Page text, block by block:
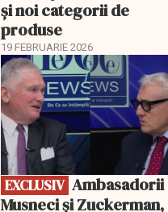
și noi categorii de
produse
19 FEBRUARIE 2026
EXCLUSIV
EXCLUSIV Ambasadorii
Musneci și Zuckerman,